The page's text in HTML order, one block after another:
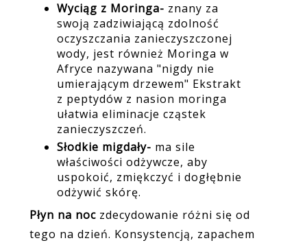
Wyciąg z Moringa- znany za
swoją zadziwiającą zdolność
oczyszczania zanieczyszczonej
wody, jest również Moringa w
Afryce nazywana "nigdy nie
umierającym drzewem" Ekstrakt
z peptydów z nasion moringa
ułatwia eliminacje cząstek
zanieczyszczeń.
Słodkie migdały- ma sile
właściwości odżywcze, aby
uspokoić, zmiękczyć i dogłębnie
odżywić skórę.
Płyn na noczdecydowanie różni się od
tego na dzień. Konsystencją, zapachem